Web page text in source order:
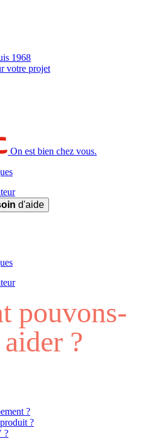
1968
votre projet
On est bien chez vous.
d'aide
pouvons-
?
?
?
?